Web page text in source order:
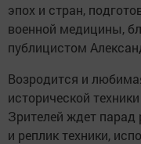
эпох и стран,
военной медицины,
публицистом
Возродится и
исторической
Зрителей ждет парад
и реплик техники,